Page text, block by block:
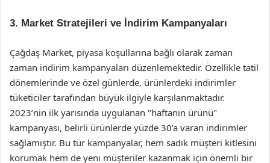
3. Market Stratejileri ve İndirim Kampanyaları
Çağdaş Market, piyasa koşullarına bağlı olarak zaman
zaman indirim kampanyaları düzenlemektedir. Özellikle tatil
dönemlerinde ve özel günlerde, ürünlerdeki indirimler
tüketiciler tarafından büyük ilgiyle karşılanmaktadır.
2023’nin ilk yarısında uygulanan "haftanın ürünü"
kampanyası, belirli ürünlerde yüzde 30’a varan indirimler
sağlamıştır. Bu tür kampanyalar, hem sadık müşteri kitlesini
korumak hem de yeni müşteriler kazanmak için önemli bir